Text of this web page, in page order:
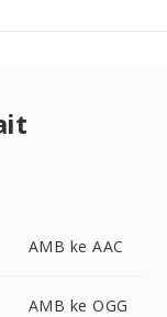
AMB ke AAC
AMB ke OGG